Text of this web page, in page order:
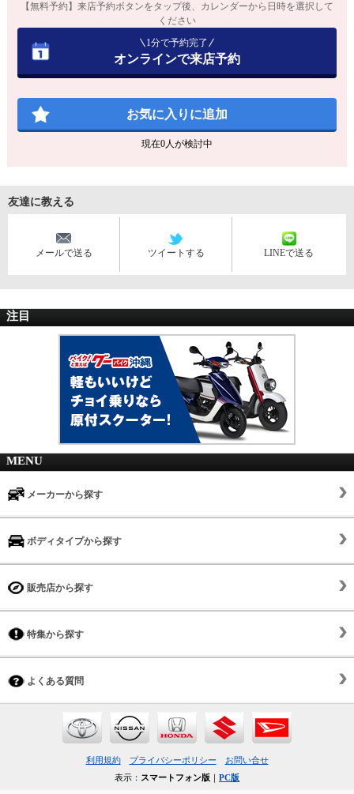
【無料予約】来店予約ボタンをタップ後、カレンダーから日時を選択して
ください
1分で予約完了
オンラインで来店予約
お気に入りに追加
現在0人が検討中
友達に教える
メールで送る ツイートする LINEで送る
注目
MENU
メーカーから探す
ボディタイプから探す
販売店から探す
特集から探す
よくある質問
利用規約 プライバシーポリシー
お問い合せ
表示： スマートフォン版 ｜ PC版